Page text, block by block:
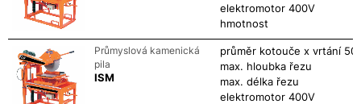
elektromotor 400V
hmotnost
Průmyslová kamenická
pila
ISM
průměr kotouče x vrtání
max. hloubka řezu
max. délka řezu
elektromotor 400V